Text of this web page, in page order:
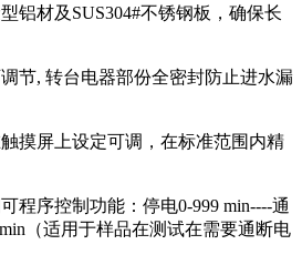
铝材及SUS304#不锈钢板，确保长
节, 转台电器部份全密封防止进水漏
摸屏上设定可调，在标准范围内精
程序控制功能：停电0-999 min----通
（适用于样品在测试在需要通断电